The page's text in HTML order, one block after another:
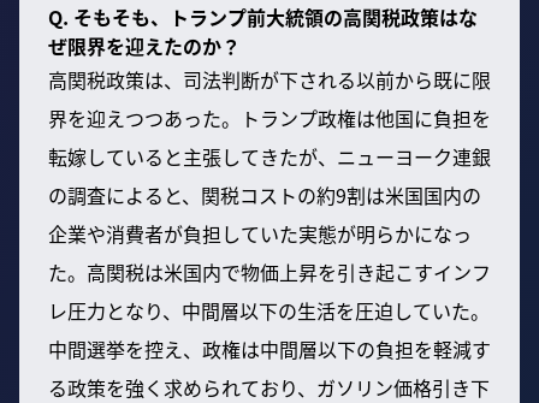
Q. そもそも、トランプ前大統領の高関税政策はな
ぜ限界を迎えたのか？
高関税政策は、司法判断が下される以前から既に限
界を迎えつつあった。トランプ政権は他国に負担を
転嫁していると主張してきたが、ニューヨーク連銀
の調査によると、関税コストの約9割は米国国内の
企業や消費者が負担していた実態が明らかになっ
た。高関税は米国内で物価上昇を引き起こすインフ
レ圧力となり、中間層以下の生活を圧迫していた。
中間選挙を控え、政権は中間層以下の負担を軽減す
る政策を強く求められており、ガソリン価格引き下